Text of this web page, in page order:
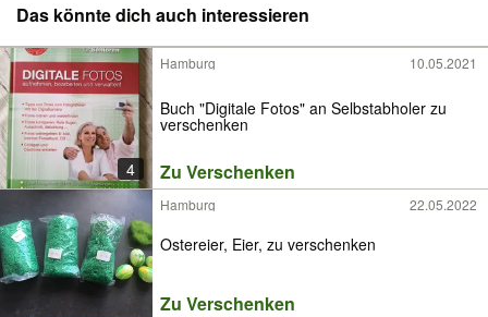
Das könnte dich auch interessieren
4
Hamburg 10.05.2021
Buch "Digitale Fotos" an Selbstabholer zu
verschenken
Zu Verschenken
Hamburg 22.05.2022
Ostereier, Eier, zu verschenken
Zu Verschenken